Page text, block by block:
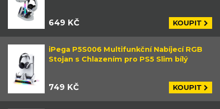
649 KČ KOUPIT
iPega P5S006 Multifunkční Nabíjecí RGB
Stojan s Chlazením pro PS5 Slim bílý
749 KČ KOUPIT